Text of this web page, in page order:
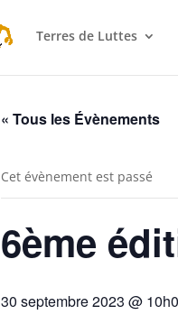
Terres de Luttes
« Tous les Évènements
Cet évènement est passé
6ème
30 septembre 2023 @